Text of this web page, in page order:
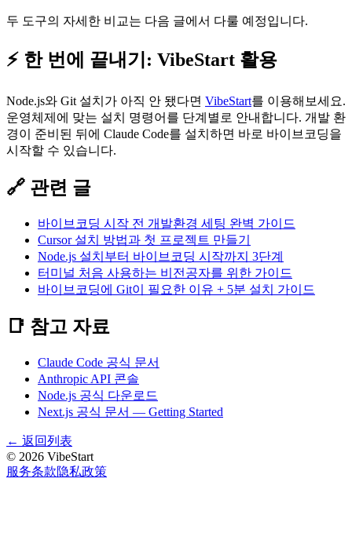
두 도구의 자세한 비교는 다음 글에서 다룰 예정입니다.
⚡ 한 번에 끝내기: VibeStart 활용
Node.js와 Git 설치가 아직 안 됐다면 VibeStart를 이용해보세요.
운영체제에 맞는 설치 명령어를 단계별로 안내합니다. 개발 환
경이 준비된 뒤에 Claude Code를 설치하면 바로 바이브코딩을
시작할 수 있습니다.
🔗 관련 글
바이브코딩 시작 전 개발환경 세팅 완벽 가이드
Cursor 설치 방법과 첫 프로젝트 만들기
Node.js 설치부터 바이브코딩 시작까지 3단계
터미널 처음 사용하는 비전공자를 위한 가이드
바이브코딩에 Git이 필요한 이유 + 5분 설치 가이드
📑 참고 자료
Claude Code 공식 문서
Anthropic API 콘솔
Node.js 공식 다운로드
Next.js 공식 문서 — Getting Started
← 返回列表
© 2026 VibeStart
服务条款隐私政策